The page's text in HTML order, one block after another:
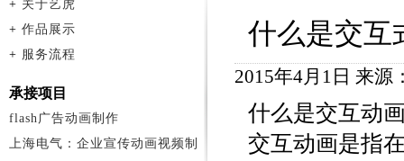
什么是交互
2015年4月1日 来源
什么是交互动
交互动画是指
+ 关于艺虎
+ 作品展示
+ 服务流程
承接项目
flash广告动画制作
上海电气：企业宣传动画视频制